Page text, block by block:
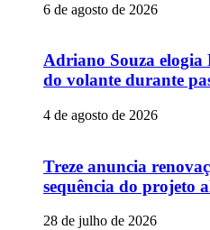
6 de agosto de 2026
Adriano Souza elogia
do volante durante
4 de agosto de 2026
Treze anuncia
sequência do projeto
28 de julho de 2026